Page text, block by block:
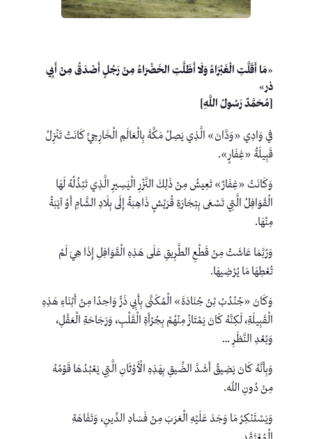
«مَا أَقَلَّتِ الْغَبْرَاءُ وَلَا أَظَلَّتِ الخَضْرَاءُ مِنْ رَجُلٍ أَصْدَقُ مِنْ أَبِي
ذر»
[مُحَمَّدٌ رَسُولُ اللَّهِ]
في وَادِي «وَدَّانَ» الَّذِي يَصِلُ مَكَّةَ بِالْعَالَمِ الْخَارِجِيِّ كَانَتْ تَنْزِلُ
قَبِيلَةُ «غِفَارٍ».
وَكَانَتْ «غِفَارٌ» تَعِيشُ مِنْ ذَلِكَ النَّزْرِ الْيَسِيرِ الَّذِي تَبْذُلُهُ لَهَا
الْقَوَافِلُ الَّتِي تَسْعَى بِتِجَارَةِ قُرَيْشٍ ذَاهِبَةً إِلَى بِلَادِ الشَّامِ أَوْ آيَبَةً
مِنْهَا.
وَرُبَّمَا عَاشَتْ مِنْ قَطْعِ الطَّرِيقِ عَلَى هَذِهِ الْقَوَافِلِ إِذَا هِيَ لَمْ
تُعْطِهَا مَا يُرْضِيهَا.
وَكَانَ «جُنْدُبُ بْنُ جُنَادَةَ» الْمُكَنَّى بِأَبِي ذَرٍّ وَاحِدًا مِنْ أَبْنَاءِ هَذِهِ
الْقَبِيلَةِ، لَكِنَّهُ كَانَ يَمْتَازُ مِنْهُمْ بِجُرْأَةِ الْقَلْبِ، وَرَجَاحَةِ الْعَقْلِ،
وَبُعْدِ النَّظَرِ …
وَبِأَنَّهُ كَانَ يَضِيقُ أَشَدَّ الضِّيقِ بِهَذِهِ الْأَوْثَانِ الَّتِي يَعْبُدُهَا قَوْمُهُ
مِنْ دُونِ الله.
وَيَسْتَنْكِرُ مَا وَجَدَ عَلَيْهِ الْعَرَبَ مِنْ فَسَادِ الدِّينِ، وَتَفَاهَةِ